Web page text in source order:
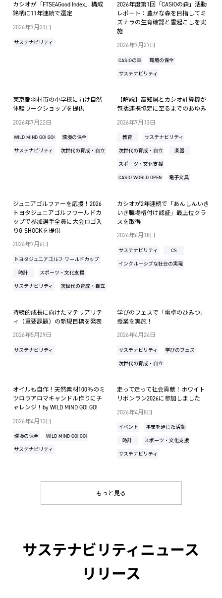
2026年7月31日
サステナビリティ
カシオが「FTSE4Good Index」構成
銘柄に11年連続で選定
2026年7月27日
CASIOの森 環境の保全
サステナビリティ
2026年度第1回「CASIOの森」活動
レポート：豊かな森を目指してミ
ズナラの生育確認と雪起こしを実
施
2026年7月22日
WILD MIND GO! GO! 環境の保全
サステナビリティ 次世代の育成・自立
東京都羽村市の小学校に向け自然
体験ワークショップを提供
2026年7月13日
教育 サステナビリティ
次世代の育成・自立 楽器
スポーツ・文化支援
CASIO WORLD OPEN 電子文具
【解説】高知県とカシオ計算機が
包括連携協定に至るまでのあゆみ
2026年7月6日
トヨタジュニアゴルフ ワールドカップ
時計 スポーツ・文化支援
サステナビリティ 次世代の育成・自立
ジュニアゴルファーを応援！2026
トヨタジュニアゴルフワールドカ
ップで参加選手全員に大会ロゴ入
りG-SHOCKを提供
2026年6月18日
サステナビリティ CS
インクルーシブな社会の実現
カシオが2年連続で「あんしんいき
いき職場格付け認証」最上位クラ
スを取得
2026年5月29日
サステナビリティ
持続的成長に向けたマテリアリテ
ィ（重要課題）の新規目標を発表
2026年4月24日
サステナビリティ 学びのフェス
次世代の育成・自立
学びのフェスで「電卓のひみつ」
授業を実施！
2026年4月13日
環境の保全 WILD MIND GO! GO!
サステナビリティ
オイルも自作！天然素材100％のミ
ツロウアロマキャンドル作りにチ
ャレンジ！by WILD MIND GO! GO!
2026年4月8日
イベント 事業を通じた活動
時計 スポーツ・文化支援
サステナビリティ
走って走って社会貢献！ホワイト
リボンラン2026に参加しました
もっと見る
サステナビリティニュース
リリース